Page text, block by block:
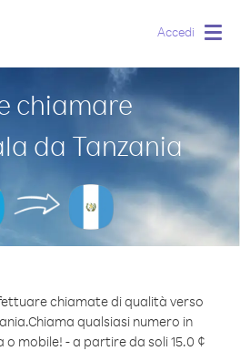
Accedi
chiamare
da Tanzania
chiamate di qualità verso
Chiama qualsiasi numero in
o mobile! - a partire da soli 15.0 ¢